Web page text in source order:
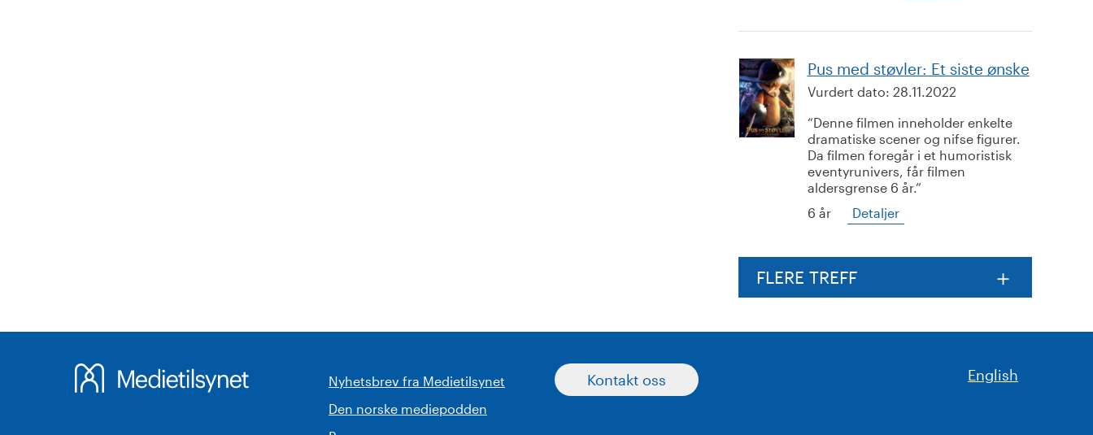
Pus med støvler: Et siste ønske
Vurdert dato: 28.11.2022
Denne filmen inneholder enkelte
dramatiske scener og nifse figurer.
Da filmen foregår i et humoristisk
eventyrunivers, får filmen
aldersgrense 6 år.
6 år
Detaljer
FLERE TREFF
Nyhetsbrev fra Medietilsynet
Den norske mediepodden
Kontakt oss English